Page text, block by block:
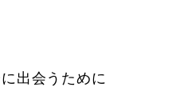
出会うために